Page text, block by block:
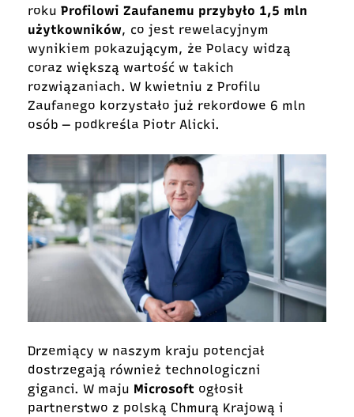
roku Profilowi Zaufanemu przybyło 1,5 mln
użytkowników, co jest rewelacyjnym
wynikiem pokazującym, że Polacy widzą
coraz większą wartość w takich
rozwiązaniach. W kwietniu z Profilu
Zaufanego korzystało już rekordowe 6 mln
osób ― podkreśla Piotr Alicki.
Drzemiący w naszym kraju potencjał
dostrzegają również technologiczni
giganci. W maju Microsoft ogłosił
partnerstwo z polską Chmurą Krajową i